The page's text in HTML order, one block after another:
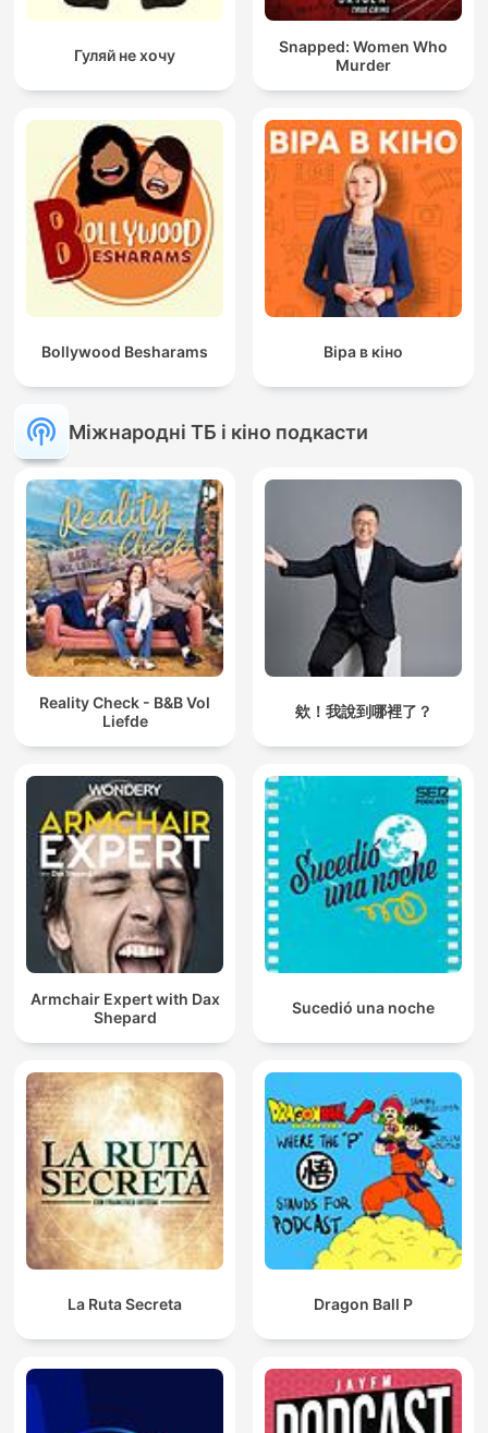
Гуляй не хочу
Snapped: Women Who
Murder
Bollywood Besharams Віра в кіно
Міжнародні ТБ і кіно подкасти
Reality Check - B&B Vol
Liefde
欸！我說到哪裡了？
Armchair Expert with Dax
Shepard
Sucedió una noche
La Ruta Secreta Dragon Ball P